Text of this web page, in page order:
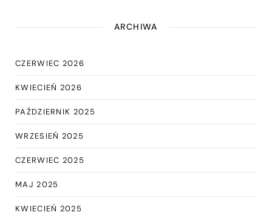
ARCHIWA
CZERWIEC 2026
KWIECIEŃ 2026
PAŹDZIERNIK 2025
WRZESIEŃ 2025
CZERWIEC 2025
MAJ 2025
KWIECIEŃ 2025